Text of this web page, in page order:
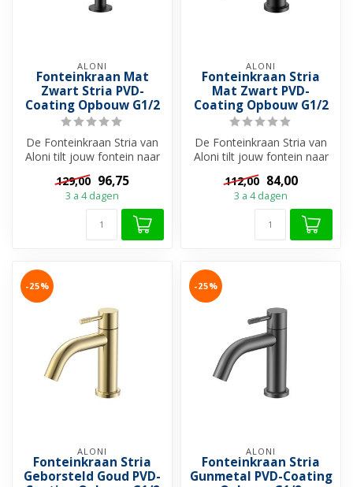
ALONI
Fonteinkraan Mat
Zwart Stria PVD-
Coating Opbouw G1/2
De Fonteinkraan Stria van
Aloni tilt jouw fontein naar
129,00 96,75
3 a 4 dagen
ALONI
Fonteinkraan Stria
Mat Zwart PVD-
Coating Opbouw G1/2
De Fonteinkraan Stria van
Aloni tilt jouw fontein naar
112,00 84,00
3 a 4 dagen
-25%
ALONI
Fonteinkraan Stria
Geborsteld Goud PVD-
-25%
ALONI
Fonteinkraan Stria
Gunmetal PVD-Coating